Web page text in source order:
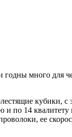
годны много для
кубики, с
и по 14
ее